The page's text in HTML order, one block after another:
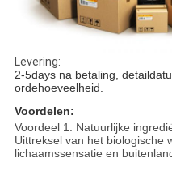
Levering:
2-5days na betaling,
ordehoeveelheid.
Voordelen:
Voordeel 1: Natuurlijke
Uittreksel van het biologische
lichaamssensatie en